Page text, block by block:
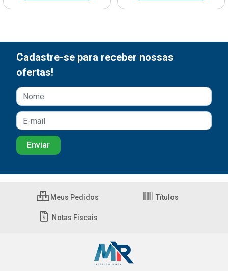
Cadastre-se para receber nossas
ofertas!
Meus Pedidos Títulos
Notas Fiscais